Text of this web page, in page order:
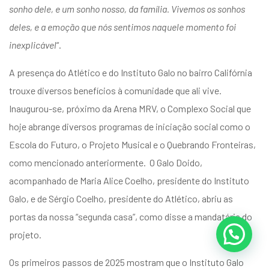
sonho dele, e um sonho nosso, da família. Vivemos os sonhos
deles, e a emoção que nós sentimos naquele momento foi
inexplicável“.
A presença do Atlético e do Instituto Galo no bairro Califórnia
trouxe diversos benefícios à comunidade que ali vive.
Inaugurou-se, próximo da Arena MRV, o Complexo Social que
hoje abrange diversos programas de iniciação social como o
Escola do Futuro, o Projeto Musical e o Quebrando Fronteiras,
como mencionado anteriormente. O Galo Doido,
acompanhado de Maria Alice Coelho, presidente do Instituto
Galo, e de Sérgio Coelho, presidente do Atlético, abriu as
portas da nossa “segunda casa”, como disse a mandatária do
projeto.
Os primeiros passos de 2025 mostram que o Instituto Galo